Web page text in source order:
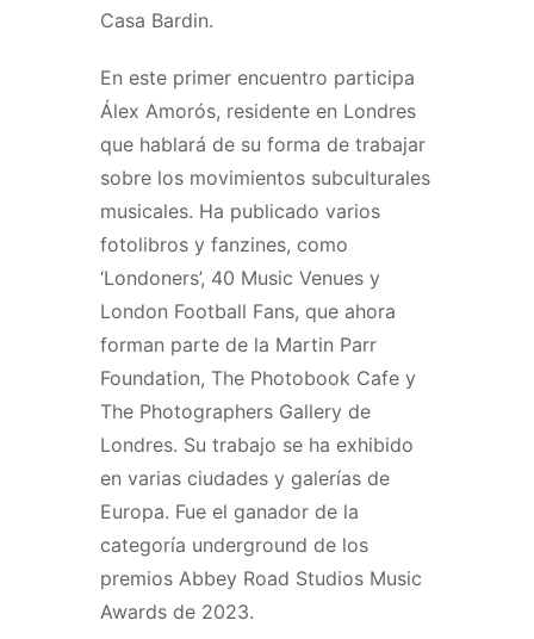
Casa Bardin.
En este primer encuentro participa
Álex Amorós, residente en Londres
que hablará de su forma de trabajar
sobre los movimientos subculturales
musicales. Ha publicado varios
fotolibros y fanzines, como
‘Londoners’, 40 Music Venues y
London Football Fans, que ahora
forman parte de la Martin Parr
Foundation, The Photobook Cafe y
The Photographers Gallery de
Londres. Su trabajo se ha exhibido
en varias ciudades y galerías de
Europa. Fue el ganador de la
categoría underground de los
premios Abbey Road Studios Music
Awards de 2023.